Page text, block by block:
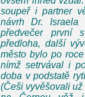
soupeř i partner
návrh Dr.
předvečer první
předloha, další
město bylo po
nímž setrvával i
doba v podstatě
(Češi vyvěšovali